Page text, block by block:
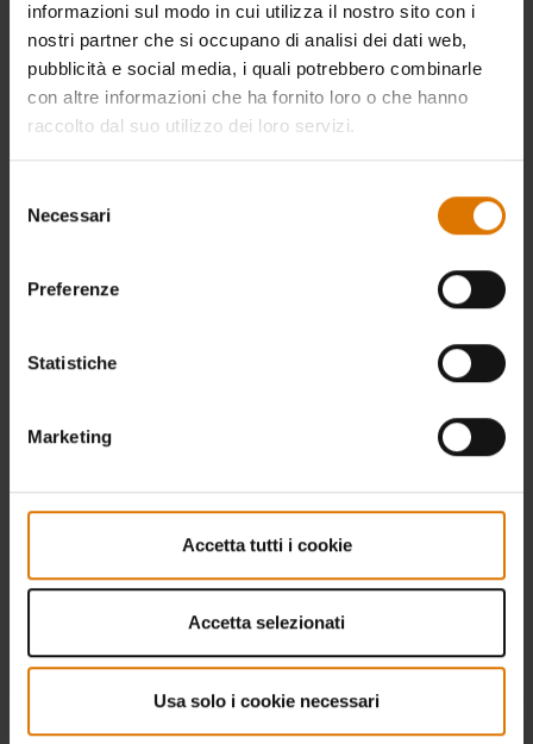
informazioni sul modo in cui utilizza il nostro sito con i
nostri partner che si occupano di analisi dei dati web,
pubblicità e social media, i quali potrebbero combinarle
con altre informazioni che ha fornito loro o che hanno
raccolto dal suo utilizzo dei loro servizi.
delNecessari
Preferenze
Statistiche
Marketing
Accetta tutti i cookie
Accetta selezionati
Usa solo i cookie necessari
Sveleremo le novità dei prodotti,
compresi gli accessori e i combustibili
Presenteremo alcuni spunti per
l'esposizione stagionale;
In anteprima, lanceremo i programmi e
Academy, dei Corsi Certificati Weber e
VI ASPETTIAMO QUI: